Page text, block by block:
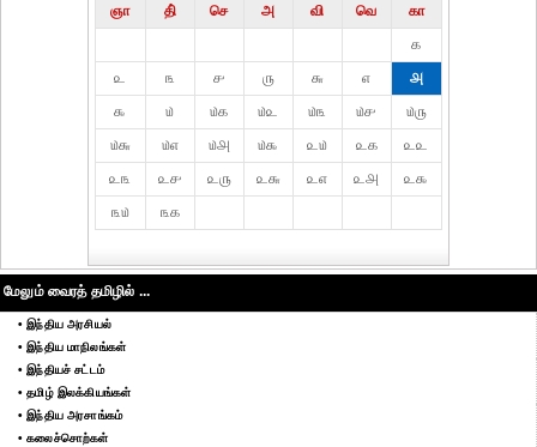
ஞா தி் செ அ வி வெ
கா
௧
௨
௩ ௪ ௫ ௬ ௭
௮
௯
௰ ௰௧ ௰௨ ௰௩ ௰௪
௰௫
௰௬
௰௭ ௰௮ ௰௯ ௨௰ ௨௧
௨௨
௨௩
௨௪ ௨௫ ௨௬ ௨௭ ௨௮
௨௯
௩௰
௩௧
மேலும் வைரத் தமிழில் ...
• இந்திய அரசியல்
• இந்திய மாநிலங்கள்
• இந்தியச் சட்டம்
• தமிழ் இலக்கியங்கள்
• இந்திய அரசாங்கம்
• கலைச்சொற்கள்